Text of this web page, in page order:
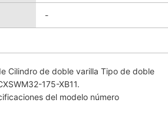
-
Cilindro de doble varilla Tipo de doble
175-XB11.
del modelo número